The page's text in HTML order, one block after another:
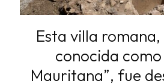
Esta villa
conocida como
Mauritana”, fue